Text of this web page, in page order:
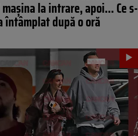
la intrare, apoi… Ce s-
întâmplat după o oră